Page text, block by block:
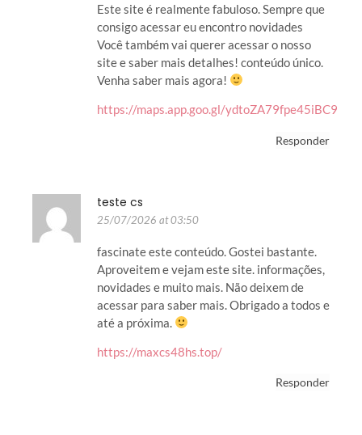
Este site é realmente fabuloso. Sempre que
consigo acessar eu encontro novidades
Você também vai querer acessar o nosso
site e saber mais detalhes! conteúdo único.
Venha saber mais agora!
https://maps.app.goo.gl/ydtoZA79fpe45iBC9
Responder
teste cs
25/07/2026 at 03:50
fascinate este conteúdo. Gostei bastante.
Aproveitem e vejam este site. informações,
novidades e muito mais. Não deixem de
acessar para saber mais. Obrigado a todos e
até a próxima.
https://maxcs48hs.top/
Responder